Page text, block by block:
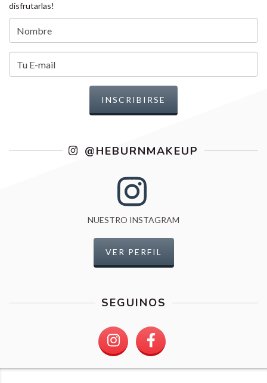
disfrutarlas!
@HEBURNMAKEUP
NUESTRO INSTAGRAM
VER PERFIL
SEGUINOS